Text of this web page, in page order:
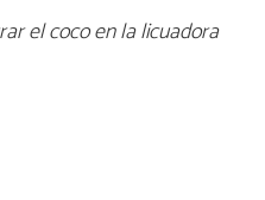
el coco en la licuadora